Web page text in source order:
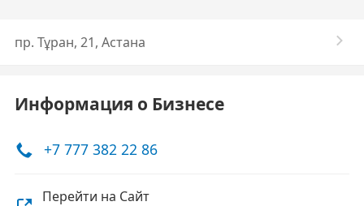
пр. Тұран, 21, Астана
Информация о Бизнесе
+7 777 382 22 86
Перейти на Сайт